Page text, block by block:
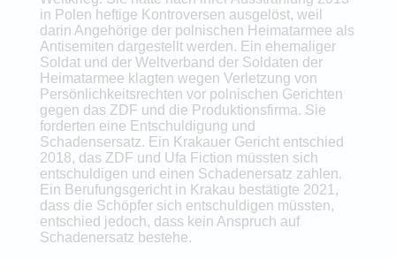
in Polen heftige Kontroversen ausgelöst, weil
darin Angehörige der polnischen Heimatarmee als
Antisemiten dargestellt werden. Ein ehemaliger
Soldat und der Weltverband der Soldaten der
Heimatarmee klagten wegen Verletzung von
Persönlichkeitsrechten vor polnischen Gerichten
gegen das ZDF und die Produktionsfirma. Sie
forderten eine Entschuldigung und
Schadensersatz. Ein Krakauer Gericht entschied
2018, das ZDF und Ufa Fiction müssten sich
entschuldigen und einen Schadenersatz zahlen.
Ein Berufungsgericht in Krakau bestätigte 2021,
dass die Schöpfer sich entschuldigen müssten,
entschied jedoch, dass kein Anspruch auf
Schadenersatz bestehe.